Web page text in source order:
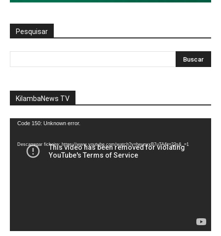
Pesquisar
KilambaNews TV
Reprodutor
vídeo
Code 150: Unknown error.
Descarregar ficheiro: https://www.youtube.com/watch?v=heunxxB7uTA&t=22s&_=1